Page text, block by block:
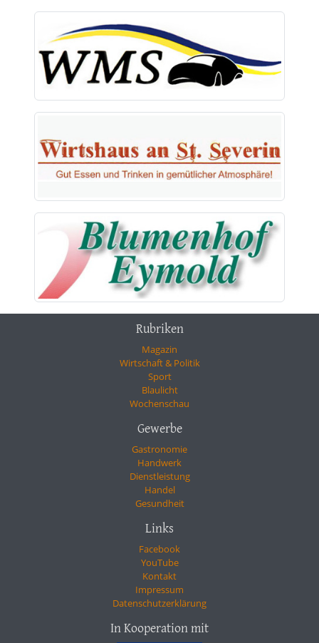
Rubriken
Magazin
Wirtschaft & Politik
Sport
Blaulicht
Wochenschau
Gewerbe
Gastronomie
Handwerk
Dienstleistung
Handel
Gesundheit
Links
Facebook
YouTube
Kontakt
Impressum
Datenschutzerklärung
In Kooperation mit